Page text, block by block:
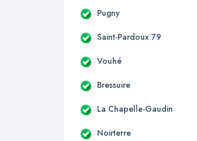
Pugny
Saint-Pardoux 79
Vouhé
Bressuire
La Chapelle-Gaudin
Noirterre